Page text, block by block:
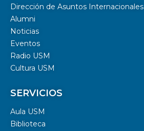
Dirección de Asuntos Internacionales
Alumni
Noticias
Eventos
Radio USM
Cultura USM
SERVICIOS
Aula USM
Biblioteca